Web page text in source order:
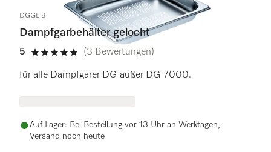
DGGL 8
Dampfgarbehälter gelocht
5
5 Sterne von 5
(3 Bewertungen)
für alle Dampfgarer DG außer DG 7000.
Auf Lager: Bei Bestellung vor 13 Uhr an Werktagen,
Versand noch heute